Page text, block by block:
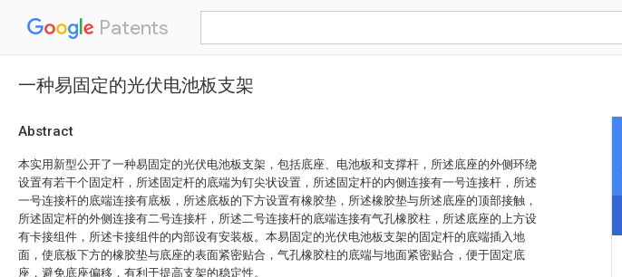
Patents
一种易固定的光伏电池板支架
Abstract
本实用新型公开了一种易固定的光伏电池板支架，包括底座、电池板和支撑杆，所述底座的外侧环绕
设置有若干个固定杆，所述固定杆的底端为钉尖状设置，所述固定杆的内侧连接有一号连接杆，所述
一号连接杆的底端连接有底板，所述底板的下方设置有橡胶垫，所述橡胶垫与所述底座的顶部接触，
所述固定杆的外侧连接有二号连接杆，所述二号连接杆的底端连接有气孔橡胶柱，所述底座的上方设
有卡接组件，所述卡接组件的内部设有安装板。本易固定的光伏电池板支架的固定杆的底端插入地
面，使底板下方的橡胶垫与底座的表面紧密贴合，气孔橡胶柱的底端与地面紧密贴合，便于固定底
座，避免底座偏移，有利于提高支架的稳定性。